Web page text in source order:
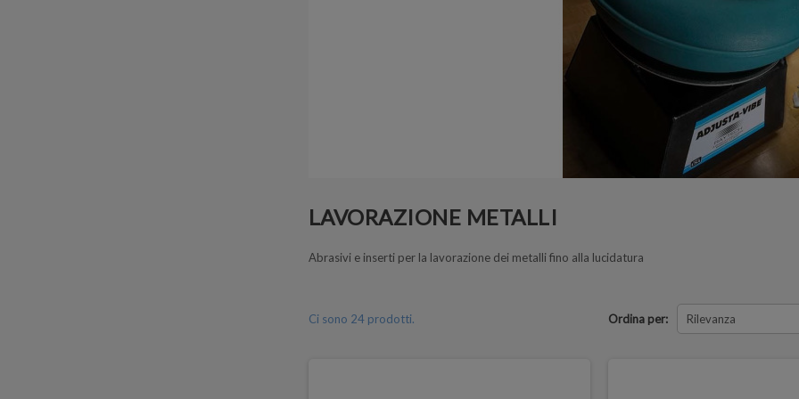
LAVORAZIONE METALLI
Abrasivi e inserti per la lavorazione dei metalli fino alla lucidatura
Ordina per: Rilevanza
Ci sono 24 prodotti.